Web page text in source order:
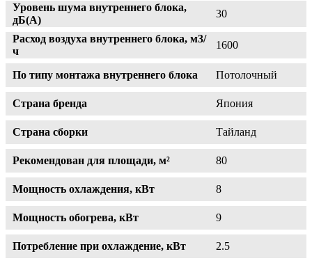
Уровень шума внутреннего блока,
дБ(А)
30
Расход воздуха внутреннего блока, м3/
ч
1600
По типу монтажа внутреннего блока Потолочный
Страна бренда Япония
Страна сборки Тайланд
Рекомендован для площади, м² 80
Мощность охлаждения, кВт 8
Мощность обогрева, кВт 9
Потребление при охлаждение, кВт 2.5